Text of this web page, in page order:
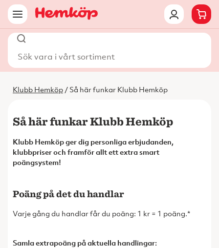
Klubb Hemköp / Så här funkar Klubb Hemköp
Så här funkar Klubb Hemköp
Klubb Hemköp ger dig personliga erbjudanden,
klubbpriser och framför allt ett extra smart
poängsystem!
Poäng på det du handlar
Varje gång du handlar får du poäng: 1 kr = 1 poäng.*
Samla extrapoäng på aktuella handlingar: